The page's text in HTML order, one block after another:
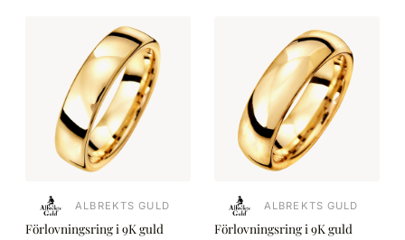
ALBREKTS GULD
Förlovningsring i 9K guld
ALBREKTS GULD
Förlovningsring i 9K guld